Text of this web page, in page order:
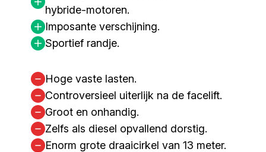
hybride-motoren.
Imposante verschijning.
Sportief randje.
Hoge vaste lasten.
Controversieel uiterlijk na de facelift.
Groot en onhandig.
Zelfs als diesel opvallend dorstig.
Enorm grote draaicirkel van 13 meter.